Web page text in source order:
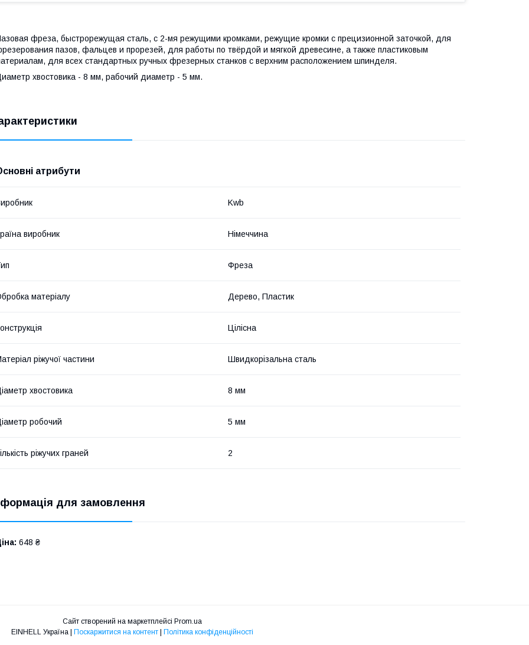
фреза, быстрорежущая сталь, с 2-мя режущими кромками, режущие кромки с прецизионной заточкой, для
пазов, фальцев и прорезей, для работы по твёрдой и мягкой древесине, а также пластиковым
для всех стандартных ручных фрезерных станков с верхним расположением шпинделя.
хвостовика - 8 мм, рабочий диаметр - 5 мм.
атрибути
Kwb
виробник Німеччина
Фреза
матеріалу Дерево, Пластик
Цілісна
ріжучої частини Швидкорізальна сталь
хвостовика 8 мм
робочий 5 мм
ріжучих граней 2
для замовлення
648 ₴
Сайт створений на маркетплейсі Prom.ua
Поскаржитися на контент Політика конфіденційності